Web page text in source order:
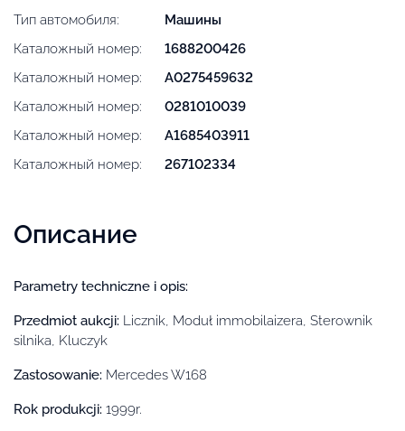
Тип автомобиля:
Машины
Каталожный номер:
1688200426
Каталожный номер:
A0275459632
Каталожный номер:
0281010039
Каталожный номер:
A1685403911
Каталожный номер:
267102334
Описание
Parametry techniczne i opis:
Przedmiot aukcji: Licznik, Moduł immobilaizera, Sterownik
silnika, Kluczyk
Zastosowanie: Mercedes W168
Rok produkcji: 1999r.